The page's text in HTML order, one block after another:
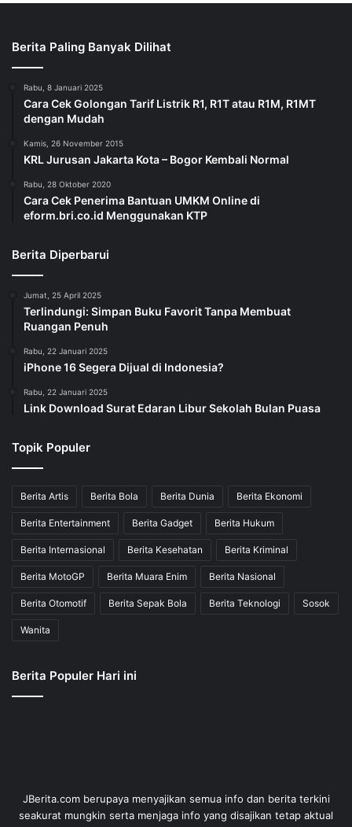
Berita Paling Banyak Dilihat
Rabu, 8 Januari 2025
Cara Cek Golongan Tarif Listrik R1, R1T atau R1M, R1MT
dengan Mudah
Kamis, 26 November 2015
KRL Jurusan Jakarta Kota – Bogor Kembali Normal
Rabu, 28 Oktober 2020
Cara Cek Penerima Bantuan UMKM Online di
eform.bri.co.id Menggunakan KTP
Berita Diperbarui
Jumat, 25 April 2025
Terlindungi: Simpan Buku Favorit Tanpa Membuat
Ruangan Penuh
Rabu, 22 Januari 2025
iPhone 16 Segera Dijual di Indonesia?
Rabu, 22 Januari 2025
Link Download Surat Edaran Libur Sekolah Bulan Puasa
Topik Populer
Berita Artis Berita Bola Berita Dunia Berita Ekonomi
Berita Entertainment Berita Gadget Berita Hukum
Berita Internasional Berita Kesehatan Berita Kriminal
Berita MotoGP Berita Muara Enim Berita Nasional
Berita Otomotif Berita Sepak Bola Berita Teknologi Sosok
Wanita
Berita Populer Hari ini
JBerita.com berupaya menyajikan semua info dan berita terkini
seakurat mungkin serta menjaga info yang disajikan tetap aktual